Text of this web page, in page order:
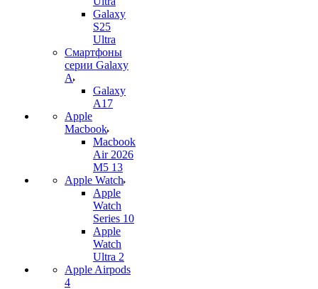
Galaxy
S25
Ultra
Смартфоны
серии Galaxy
A
Galaxy
A17
Apple
Macbook
Macbook
Air 2026
M5 13
Apple Watch
Apple
Watch
Series 10
Apple
Watch
Ultra 2
Apple Airpods
4